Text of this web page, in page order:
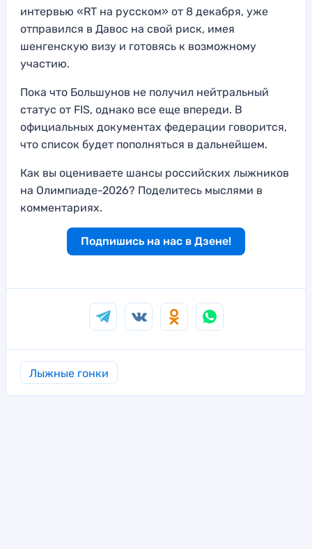
интервью «RT на русском» от 8 декабря, уже
отправился в Давос на свой риск, имея
шенгенскую визу и готовясь к возможному
участию.
Пока что Большунов не получил нейтральный
статус от FIS, однако все еще впереди. В
официальных документах федерации говорится,
что список будет пополняться в дальнейшем.
Как вы оцениваете шансы российских лыжников
на Олимпиаде-2026? Поделитесь мыслями в
комментариях.
Подпишись на нас в Дзене!
Лыжные гонки